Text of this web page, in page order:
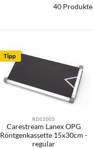
40 Produkte
Tipp
RD11003
Carestream Lanex OPG
Röntgenkassette 15x30cm -
regular